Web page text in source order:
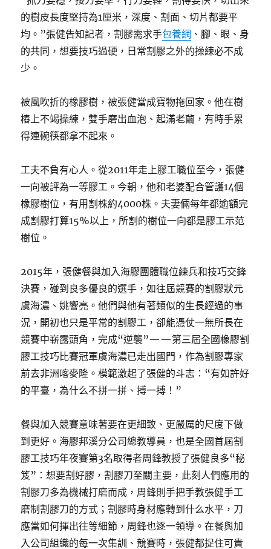
的樹皮長度堅持為1厘米，深度、割面、切片都要平
均。”張健告知記者，割膠需求手包養網 、腳、眼、身
的共同，想要技巧過硬，日常割膠之外的操練必不成
少。
被風吹折的橡膠樹，被張健當成寶物拖回家。他在樹
樁上不竭操練，雙手磨出血泡、起滿老繭，有時手累
得連碗筷都拿不起來。
工夫不負有心人。從2011年走上膠工職位至今，張健
一向被評為一等膠工。今朝，他和老婆配合管護14個
橡膠樹位，有用割株約4000株。夫妻倆每年都逾額完
成割膠打算15%以上，所割的樹位一向都是膠工示范
樹位。
2015年，張健餐與加入海膠團體職位練兵和技巧交鋒
決賽，碰到良多優良的選手，如往屆競賽的割膠狀元
虞海濃、姚響亮。他們與他有著類似的生長經過的事
況，開初也只是平常的割膠工，卻能憑仗一無所長在
競賽中嶄露頭角，完成“逆襲”——第三屆全國橡膠割
膠工技巧比賽冠軍虞海濃已走出國門，作為割膠專家
前去非洲喀麥隆。模範激起了張健的斗志：“有如許好
的平臺，為什么不拼一拼、搏一搏！”
餐與加入競賽意味著要在更細致、更嚴厲的尺度下做
到更好。海膠邦溪分公司總教導員，也是全國首屆割
膠工技巧年夜賽第3名取得者周鋒教授了張健良多“秘
笈”：想要割好膠，割膠刀至關主要，此刻人們應用的
割膠刀多為機械打磨而成，周鋒則手把手教張健手工
磨制割膠刀的方式；割膠時身材應轉到什么水平，刀
應當如何揮出往等細節，周鋒也逐一領導。在餐與加
入公司組織的每一次集訓、競賽時，張健都捉住可貴